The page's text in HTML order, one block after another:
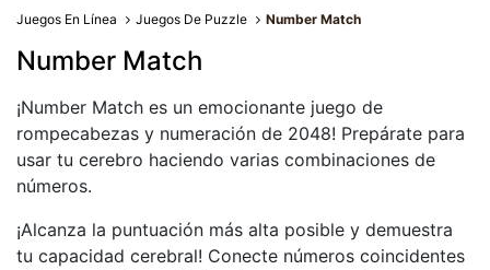
Juegos En Línea Juegos De Puzzle Number Match
Number Match
¡Number Match es un emocionante juego de
rompecabezas y numeración de 2048! Prepárate para
usar tu cerebro haciendo varias combinaciones de
números.
¡Alcanza la puntuación más alta posible y demuestra
tu capacidad cerebral! Conecte números coincidentes